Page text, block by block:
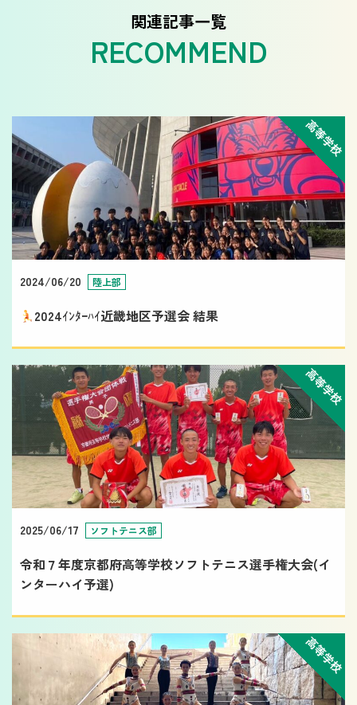
関連記事一覧
高等学校
2024/06/20 陸上部
2024ｲﾝﾀｰﾊｲ近畿地区予選会 結果
高等学校
2025/06/17 ソフトテニス部
令和７年度京都府高等学校ソフトテニス選手権大会(イ
ンターハイ予選)
高等学校